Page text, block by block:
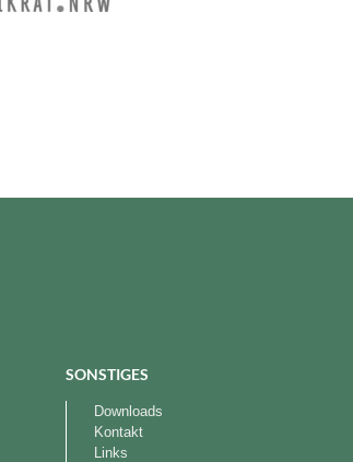
SONSTIGES
Downloads
Kontakt
Links